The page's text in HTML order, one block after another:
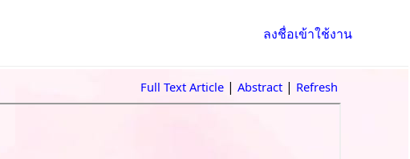
ลงชื่อเข้าใช้งาน
Full Text Article | Abstract | Refresh